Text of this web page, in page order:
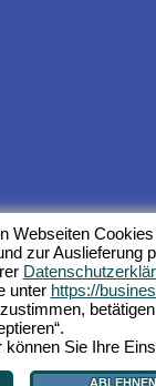
Webseiten
zur Auslieferung
unter https://
können Sie Ihre
ABLEHNEN